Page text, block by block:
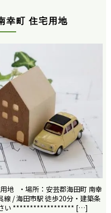
幸町 住宅用地
地 ・場所：安芸郡海田町 南幸
/ 海田市駅 徒歩20分・建築条
さい ****************** […]